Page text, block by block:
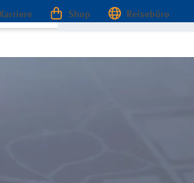
Karriere Shop Reisebüro